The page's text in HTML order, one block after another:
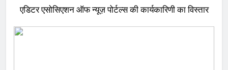
एडिटर एसोसिएशन ऑफ न्यूज़ पोर्टल्स की कार्यकारिणी का विस्तार